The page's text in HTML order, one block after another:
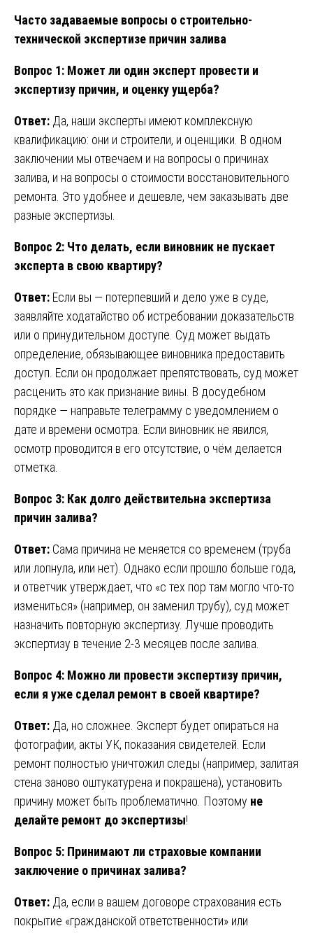
Часто задаваемые вопросы о строительно-
технической экспертизе причин залива
Вопрос 1: Может ли один эксперт провести и
экспертизу причин, и оценку ущерба?
Ответ: Да, наши эксперты имеют комплексную
квалификацию: они и строители, и оценщики. В одном
заключении мы отвечаем и на вопросы о причинах
залива, и на вопросы о стоимости восстановительного
ремонта. Это удобнее и дешевле, чем заказывать две
разные экспертизы.
Вопрос 2: Что делать, если виновник не пускает
эксперта в свою квартиру?
Ответ: Если вы — потерпевший и дело уже в суде,
заявляйте ходатайство об истребовании доказательств
или о принудительном доступе. Суд может выдать
определение, обязывающее виновника предоставить
доступ. Если он продолжает препятствовать, суд может
расценить это как признание вины. В досудебном
порядке — направьте телеграмму с уведомлением о
дате и времени осмотра. Если виновник не явился,
осмотр проводится в его отсутствие, о чём делается
отметка.
Вопрос 3: Как долго действительна экспертиза
причин залива?
Ответ: Сама причина не меняется со временем (труба
или лопнула, или нет). Однако если прошло больше года,
и ответчик утверждает, что «с тех пор там могло что-то
измениться» (например, он заменил трубу), суд может
назначить повторную экспертизу. Лучше проводить
экспертизу в течение 2-3 месяцев после залива.
Вопрос 4: Можно ли провести экспертизу причин,
если я уже сделал ремонт в своей квартире?
Ответ: Да, но сложнее. Эксперт будет опираться на
фотографии, акты УК, показания свидетелей. Если
ремонт полностью уничтожил следы (например, залитая
стена заново оштукатурена и покрашена), установить
причину может быть проблематично. Поэтому не
делайте ремонт до экспертизы!
Вопрос 5: Принимают ли страховые компании
заключение о причинах залива?
Ответ: Да, если в вашем договоре страхования есть
покрытие «гражданской ответственности» или